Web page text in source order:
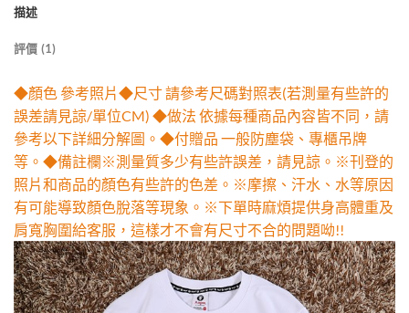
描述
評價 (1)
◆顏色 參考照片◆尺寸 請參考尺碼對照表(若測量有些許的
誤差請見諒/單位CM) ◆做法 依據每種商品內容皆不同，請
參考以下詳細分解圖。◆付贈品 一般防塵袋、專櫃吊牌
等。◆備註欄※測量質多少有些許誤差，請見諒。※刊登的
照片和商品的顏色有些許的色差。※摩擦、汗水、水等原因
有可能導致顏色脫落等現象。※下單時麻煩提供身高體重及
肩寬胸圍給客服，這樣才不會有尺寸不合的問題呦!!